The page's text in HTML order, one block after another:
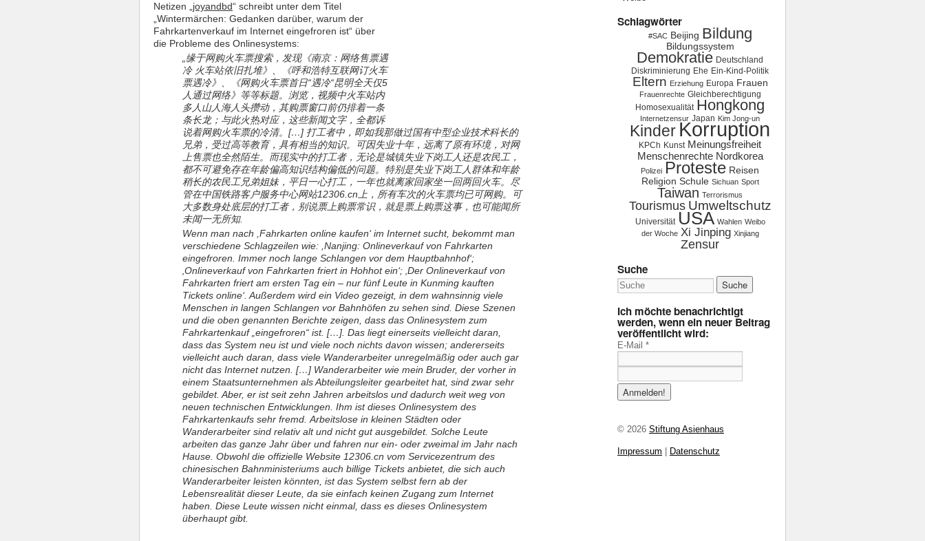
Netizen „joyandbd“ schreibt unter dem Titel
„Wintermärchen: Gedanken darüber, warum der
Fahrkartenverkauf im Internet eingefroren ist“ über
die Probleme des Onlinesystems:
„缘于网购火车票搜索，发现《南京：网络售票遇
冷 火车站依旧扎堆》、《呼和浩特互联网订火车
票遇冷》、《网购火车票首日“遇冷“昆明全天仅5
人通过网络》等等标题。浏览，视频中火车站内
多人山人海人头攒动，其购票窗口前仍排着一条
条长龙；与此火热对应，这些新闻文字，全都诉
说着网购火车票的冷清。[…] 打工者中，即如我那做过国有中型企业技术科长的
兄弟，受过高等教育，具有相当的知识。可因失业十年，远离了原有环境，对网
上售票也全然陌生。而现实中的打工者，无论是城镇失业下岗工人还是农民工，
都不可避免存在年龄偏高知识结构偏低的问题。特别是失业下岗工人群体和年龄
稍长的农民工兄弟姐妹，平日一心打工，一年也就离家回家坐一回两回火车。尽
管在中国铁路客户服务中心网站12306.cn上，所有车次的火车票均已可网购。可
大多数身处底层的打工者，别说票上购票常识，就是票上购票这事，也可能闻所
未闻一无所知.
Wenn man nach ,Fahrkarten online kaufen‘ im Internet sucht, bekommt man
verschiedene Schlagzeilen wie: ,Nanjing: Onlineverkauf von Fahrkarten
eingefroren. Immer noch lange Schlangen vor dem Hauptbahnhof‘;
‚Onlineverkauf von Fahrkarten friert in Hohhot ein‘; ‚Der Onlineverkauf von
Fahrkarten friert am ersten Tag ein – nur fünf Leute in Kunming kauften
Tickets online‘. Außerdem wird ein Video gezeigt, in dem wahnsinnig viele
Menschen in langen Schlangen vor Bahnhöfen zu sehen sind. Diese Szenen
und die oben genannten Berichte zeigen, dass das Onlinesystem zum
Fahrkartenkauf „eingefroren“ ist. […]. Das liegt einerseits vielleicht daran,
dass das System neu ist und viele noch nichts davon wissen; andererseits
vielleicht auch daran, dass viele Wanderarbeiter unregelmäßig oder auch gar
nicht das Internet nutzen. […] Wanderarbeiter wie mein Bruder, der vorher in
einem Staatsunternehmen als Abteilungsleiter gearbeitet hat, sind zwar sehr
gebildet. Aber, er ist seit zehn Jahren arbeitslos und dadurch weit weg von
neuen technischen Entwicklungen. Ihm ist dieses Onlinesystem des
Fahrkartenkaufs sehr fremd. Arbeitslose in kleinen Städten oder
Wanderarbeiter sind relativ alt und nicht gut ausgebildet. Solche Leute
arbeiten das ganze Jahr über und fahren nur ein- oder zweimal im Jahr nach
Hause. Obwohl die offizielle Website 12306.cn vom Servicezentrum des
chinesischen Bahnministeriums auch billige Tickets anbietet, die sich auch
Wanderarbeiter leisten könnten, ist das System selbst fern ab der
Lebensrealität dieser Leute, da sie einfach keinen Zugang zum Internet
haben. Diese Leute wissen nicht einmal, dass es dieses Onlinesystem
überhaupt gibt.
Schlagwörter
#SAC Beijing Bildung
Bildungssystem
Demokratie Deutschland
Diskriminierung Ehe Ein-Kind-Politik
Eltern Erziehung Europa Frauen
Frauenrechte Gleichberechtigung
Homosexualität Hongkong
Internetzensur Japan Kim Jong-un
KinderKorruption
KPCh Kunst Meinungsfreiheit
Menschenrechte Nordkorea
Polizei Proteste Reisen
Religion Schule Sichuan Sport
Taiwan Terrorismus
Tourismus Umweltschutz
Universität USA Wahlen Weibo
der Woche Xi Jinping Xinjiang
Zensur
Suche
Ich möchte benachrichtigt
werden, wenn ein neuer Beitrag
veröffentlicht wird:
E-Mail *
© 2026 Stiftung Asienhaus
Impressum Datenschutz